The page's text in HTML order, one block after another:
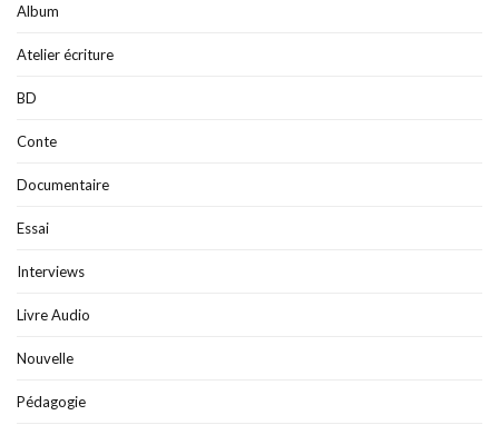
Album
Atelier écriture
BD
Conte
Documentaire
Essai
Interviews
Livre Audio
Nouvelle
Pédagogie